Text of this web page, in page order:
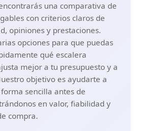
una comparativa de
con criterios claros de
opiniones y prestaciones.
opciones para que puedas
qué escalera
mejor a tu presupuesto y a
objetivo es ayudarte a
sencilla antes de
en valor, fiabilidad y
compra.